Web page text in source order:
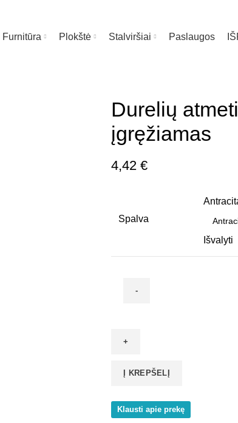
Furnitūra Plokštė Stalviršiai Paslaugos
Durelių
įgręžiamas
4,42 €
Spalva
Išvalyti
Durelių
21N,
įgręžiamas
Į KREPŠELĮ
Klausti apie prekę